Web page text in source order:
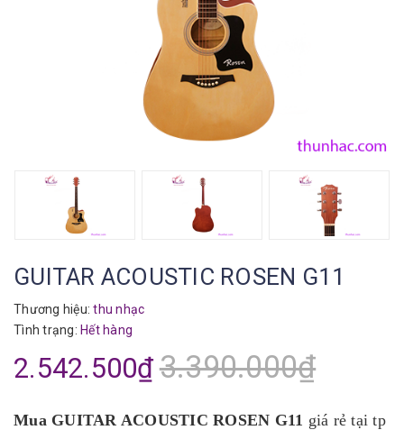
GUITAR ACOUSTIC ROSEN G11
Thương hiệu: thu nhạc
Tình trạng: Hết hàng
2.542.500₫3.390.000₫
Mua GUITAR ACOUSTIC ROSEN G11 giá rẻ tại tp